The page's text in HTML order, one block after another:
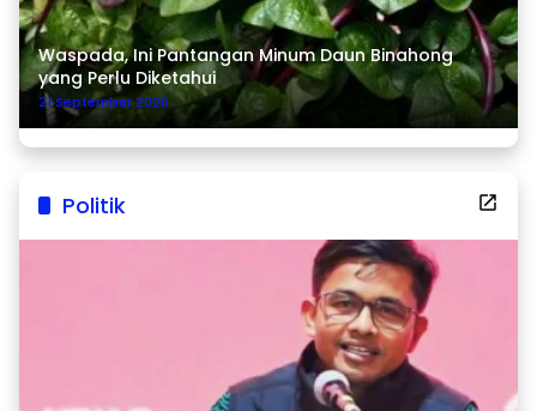
Waspada, Ini Pantangan Minum Daun Binahong
yang Perlu Diketahui
21 September 2025
Politik